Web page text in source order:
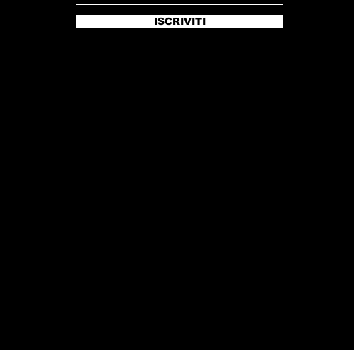
ISCRIVITI